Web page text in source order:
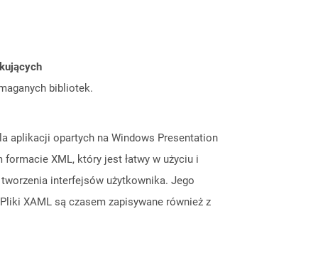
bibliotek.
aplikacji opartych na Windows Presentation
XML, który jest łatwy w użyciu i
interfejsów użytkownika. Jego
XAML są czasem zapisywane również z